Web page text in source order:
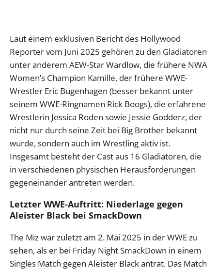
Laut einem exklusiven Bericht des Hollywood
Reporter vom Juni 2025 gehören zu den Gladiatoren
unter anderem AEW-Star Wardlow, die frühere NWA
Women’s Champion Kamille, der frühere WWE-
Wrestler Eric Bugenhagen (besser bekannt unter
seinem WWE-Ringnamen Rick Boogs), die erfahrene
Wrestlerin Jessica Roden sowie Jessie Godderz, der
nicht nur durch seine Zeit bei Big Brother bekannt
wurde, sondern auch im Wrestling aktiv ist.
Insgesamt besteht der Cast aus 16 Gladiatoren, die
in verschiedenen physischen Herausforderungen
gegeneinander antreten werden.
Letzter WWE-Auftritt: Niederlage gegen
Aleister Black bei SmackDown
The Miz war zuletzt am 2. Mai 2025 in der WWE zu
sehen, als er bei Friday Night SmackDown in einem
Singles Match gegen Aleister Black antrat. Das Match